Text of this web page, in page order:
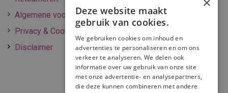
Algemene voorwaarden
Privacy & Cookie policy
Disclaimer
Deze website maakt
gebruik van cookies.
We gebruiken cookies om inhoud en
advertenties te personaliseren en om ons
verkeer te analyseren. We delen ook
informatie over uw gebruik van onze site
met onze advertentie- en analysepartners,
die deze kunnen combineren met andere